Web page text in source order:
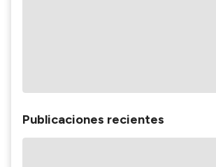
Publicaciones recientes